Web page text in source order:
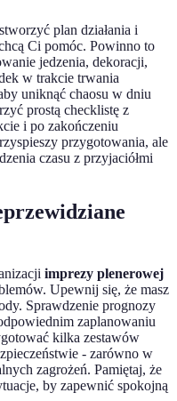
plan działania i
Ci pomóc. Powinno to
jedzenia, dekoracji,
w trakcie trwania
uniknąć chaosu w dniu
prostą checklistę z
i po zakończeniu
przygotowania, ale
czasu z przyjaciółmi
imprezy plenerowej
Upewnij się, że masz
Sprawdzenie prognozy
zaplanowaniu
kilka zestawów
- zarówno w
zagrożeń. Pamiętaj, że
by zapewnić spokojną